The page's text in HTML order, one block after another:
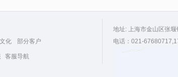
化 部分客户
客服导航
地址: 上海市金山区张
电话：021-